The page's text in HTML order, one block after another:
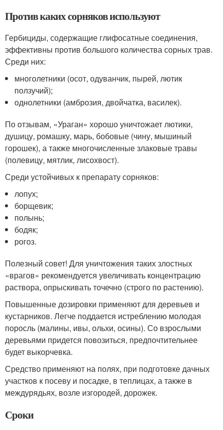
Против каких сорняков используют
Гербициды, содержащие глифосатные соединения,
эффективны против большого количества сорных трав.
Среди них:
многолетники (осот, одуванчик, пырей, лютик
ползучий);
однолетники (амброзия, двойчатка, василек).
По отзывам, «Ураган» хорошо уничтожает лютики,
душицу, ромашку, марь, бобовые (чину, мышиный
горошек), а также многочисленные злаковые травы
(полевицу, мятлик, лисохвост).
Среди устойчивых к препарату сорняков:
лопух;
борщевик;
полынь;
бодяк;
рогоз.
Полезный совет! Для уничтожения таких злостных
«врагов» рекомендуется увеличивать концентрацию
раствора, опрыскивать точечно (строго по растению).
Повышенные дозировки применяют для деревьев и
кустарников. Легче поддается истреблению молодая
поросль (малины, ивы, ольхи, осины). Со взрослыми
деревьями придется повозиться, предпочтительнее
будет выкорчевка.
Средство применяют на полях, при подготовке дачных
участков к посеву и посадке, в теплицах, а также в
междурядьях, возле изгородей, дорожек.
Сроки